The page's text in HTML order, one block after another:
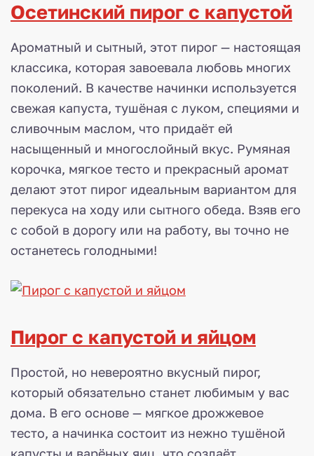
Осетинский пирог с капустой
Ароматный и сытный, этот пирог — настоящая
классика, которая завоевала любовь многих
поколений. В качестве начинки используется
свежая капуста, тушёная с луком, специями и
сливочным маслом, что придаёт ей
насыщенный и многослойный вкус. Румяная
корочка, мягкое тесто и прекрасный аромат
делают этот пирог идеальным вариантом для
перекуса на ходу или сытного обеда. Взяв его
с собой в дорогу или на работу, вы точно не
останетесь голодными!
Пирог с капустой и яйцом
Простой, но невероятно вкусный пирог,
который обязательно станет любимым у вас
дома. В его основе — мягкое дрожжевое
тесто, а начинка состоит из нежно тушёной